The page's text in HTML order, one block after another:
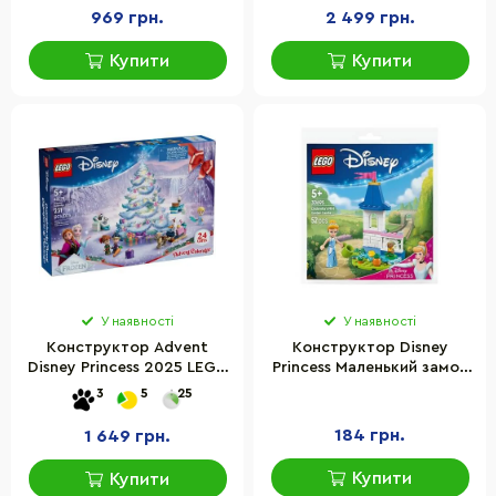
969 грн.
Купити
2 499 грн.
Купити
У наявності
Конструктор Advent
Disney Princess 2025 LEGO
43273, 231 деталь
3 5 25
1 649 грн.
Купити
У наявності
Конструктор Disney
Princess Маленький замок
184 грн.
Купити